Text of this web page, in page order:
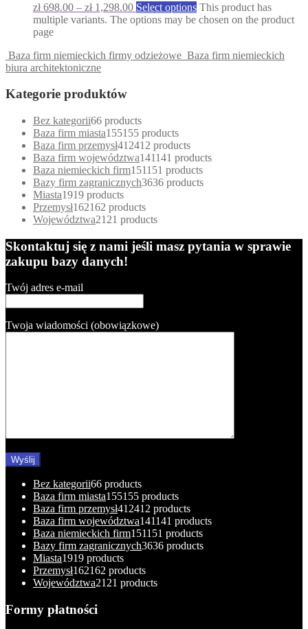
zł698.00 – zł1,298.00 Select options This product has
multiple variants. The options may be chosen on the product
page
Baza firm niemieckich firmy odzieżowe Baza firm niemieckich
biura architektoniczne
Kategorie produktów
Bez kategorii66 products
Baza firm miasta155155 products
Baza firm przemysł412412 products
Baza firm województwa141141 products
Baza niemieckich firm151151 products
Bazy firm zagranicznych3636 products
Miasta1919 products
Przemysł162162 products
Województwa21 21 products
Skontaktuj się z nami jeśli masz pytania w sprawie
zakupu bazy danych!
Twój adres e-mail
Twoja wiadomości (obowiązkowe)
Bez kategorii66 products
Baza firm miasta155155 products
Baza firm przemysł412412 products
Baza firm województwa141141 products
Baza niemieckich firm151151 products
Bazy firm zagranicznych3636 products
Miasta1919 products
Przemysł162162 products
Województwa2121 products
Formy płatności